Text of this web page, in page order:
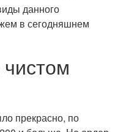
данного
в сегодняшнем
прекрасно, по